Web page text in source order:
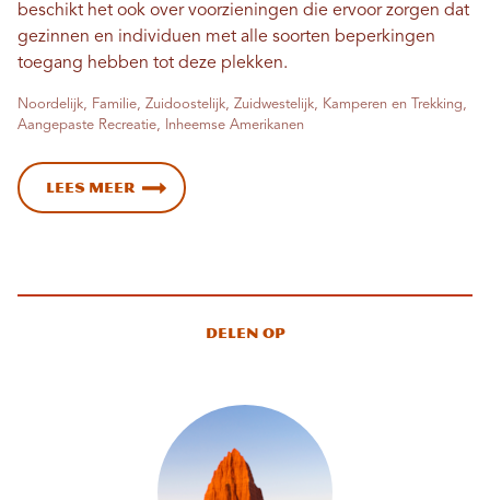
beschikt het ook over voorzieningen die ervoor zorgen dat
gezinnen en individuen met alle soorten beperkingen
toegang hebben tot deze plekken.
Noordelijk, Familie, Zuidoostelijk, Zuidwestelijk, Kamperen en Trekking,
Aangepaste Recreatie, Inheemse Amerikanen
Lees meer
Delen op